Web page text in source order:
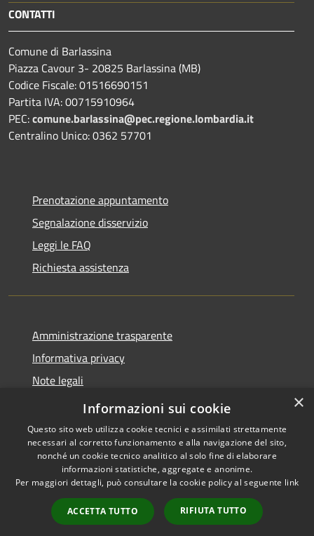
CONTATTI
Comune di Barlassina
Piazza Cavour 3- 20825 Barlassina (MB)
Codice Fiscale: 01516690151
Partita IVA: 00715910964
PEC:comune.barlassina@pec.regione.lombardia.it
Centralino Unico: 0362 57701
Prenotazione appuntamento
Segnalazione disservizio
Leggi le FAQ
Richiesta assistenza
Amministrazione trasparente
Informativa privacy
Note legali
Dichiarazione di accessibilità
Accessibilità
Copyright © 2026 • Comune di
Barlassina • Powered by
Municipium•
Accesso
redazione
×
Informazioni sui cookie
Questo sito web utilizza cookie tecnici e assimilati strettamente
necessari al corretto funzionamento e alla navigazione del sito,
nonché un cookie tecnico analitico al solo fine di elaborare
informazioni statistiche, aggregate e anonime.
Per maggiori dettagli, può consultare la cookie policy al seguente link
ACCETTA TUTTO RIFIUTA TUTTO